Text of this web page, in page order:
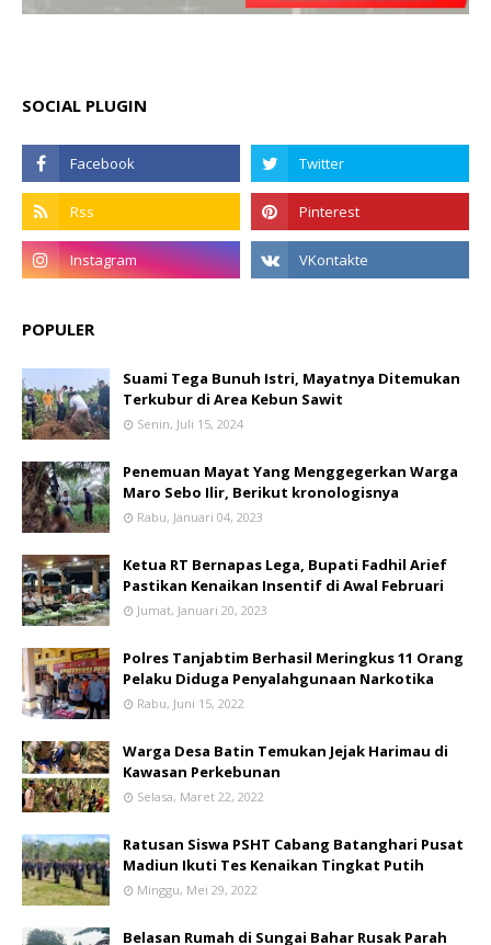
SOCIAL PLUGIN
POPULER
Suami Tega Bunuh Istri, Mayatnya Ditemukan
Terkubur di Area Kebun Sawit
Senin, Juli 15, 2024
Penemuan Mayat Yang Menggegerkan Warga
Maro Sebo Ilir, Berikut kronologisnya
Rabu, Januari 04, 2023
Ketua RT Bernapas Lega, Bupati Fadhil Arief
Pastikan Kenaikan Insentif di Awal Februari
Jumat, Januari 20, 2023
Polres Tanjabtim Berhasil Meringkus 11 Orang
Pelaku Diduga Penyalahgunaan Narkotika
Rabu, Juni 15, 2022
Warga Desa Batin Temukan Jejak Harimau di
Kawasan Perkebunan
Selasa, Maret 22, 2022
Ratusan Siswa PSHT Cabang Batanghari Pusat
Madiun Ikuti Tes Kenaikan Tingkat Putih
Minggu, Mei 29, 2022
Belasan Rumah di Sungai Bahar Rusak Parah